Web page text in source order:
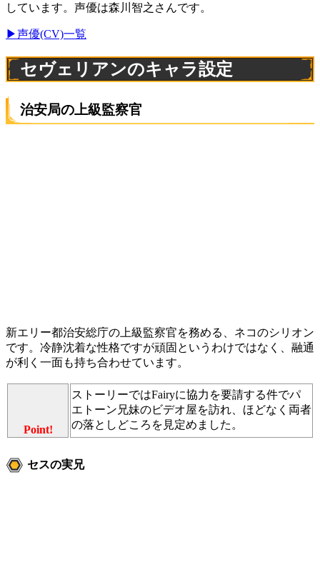
しています。声優は森川智之さんです。
▶声優(CV)一覧
セヴェリアンのキャラ設定
治安局の上級監察官
新エリー都治安総庁の上級監察官を務める、ネコのシリオン
です。冷静沈着な性格ですが頑固というわけではなく、融通
が利く一面も持ち合わせています。
Point!
ストーリーではFairyに協力を要請する件でパ
エトーン兄妹のビデオ屋を訪れ、ほどなく両者
の落としどころを見定めました。
セスの実兄